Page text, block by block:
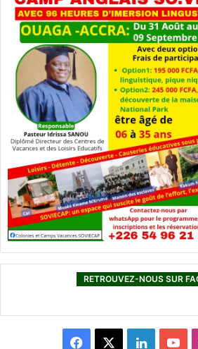
RETROUVEZ-NOUS SUR
L